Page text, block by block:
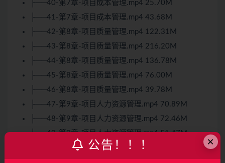
├──40-第7章-项目成本管理.mp4 25.70M
├──41-第7章-项目成本管理.mp4 43.68M
├──42-第8章-项目质量管理.mp4 122.31M
├──43-第8章-项目质量管理.mp4 216.20M
├──44-第8章-项目质量管理.mp4 136.78M
├──45-第8章-项目质量管理.mp4 76.00M
├──46-第8章-项目质量管理.mp4 39.78M
├──47-第9章-项目人力资源管理.mp4 70.89M
├──48-第9章-项目人力资源管理.mp4 72.46M
├──49-第9章-项目人力资源管理.mp4 51.47M
├──50-第9章-项目人力资源管理.mp4 155.26M
×
公告！！！